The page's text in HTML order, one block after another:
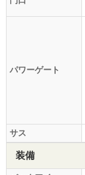
パワーゲート
サス
装備